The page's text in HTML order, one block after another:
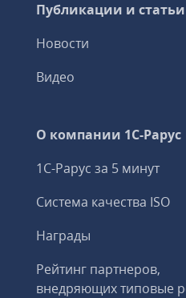
Публикации и статьи
Новости
Видео
О компании 1C-Рарус
1С-Рарус за 5 минут
Система качества ISO
Награды
Рейтинг партнеров,
внедряющих типовые